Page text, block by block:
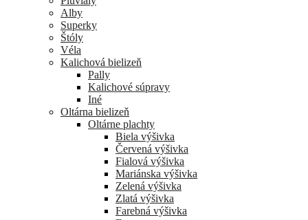
Alby
Superky
Štóly
Véla
Kalichová bielizeň
Pally
Kalichové súpravy
Iné
Oltárna bielizeň
Oltárne plachty
Biela výšivka
Červená výšivka
Fialová výšivka
Mariánska výšivka
Zelená výšivka
Zlatá výšivka
Farebná výšivka